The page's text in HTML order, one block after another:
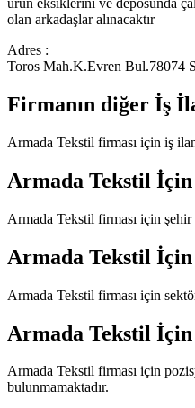
ürün eksiklerini ve deposunda
olan arkadaşlar alınacaktır
Adres :
Toros Mah.K.Evren Bul.78074
Firmanın diğer İş
Armada Tekstil firması için iş
Armada Tekstil İçin
Armada Tekstil firması için şehir
Armada Tekstil İçin
Armada Tekstil firması için
Armada Tekstil İçin
Armada Tekstil firması için
bulunmamaktadır.